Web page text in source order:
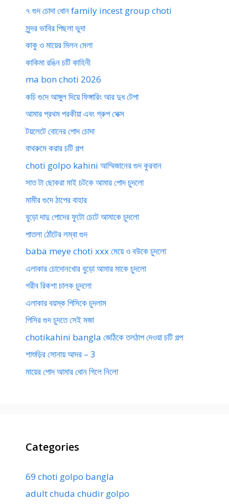
৭ গুদ চোদা ধোন family incest group choti
সুন্দর ভাবির পিছলা ভুদা
কাকু ও মায়ের মিলন মেলা
কাকিমা রঙিন চটি কাহিনী
ma bon choti 2026
কচি গুদে আঙ্গুল দিয়ে ফিঙ্গারিং আর দুধ টেপা
আমার প্রথম পরকীয়া এবং গ্রুপ সেক্স
টয়লেটে বোনের পোদ চোদা
বাথরুমে করার চটি গল্প
choti golpo kahini আম্মিজানের গুদ কুরবান
সাত টা ছোকরা মাই চটকে আমার পোদ চুদলো
মামীর গুদে ঠাপের বাহার
বুড়ো দাদু পোদের ফুটো চেটে আমাকে চুদলো
পাতলা ঠোঁটের লম্বা গুদ
baba meye choti xxx মেয়ে ও বউকে চুদলো
এলাকার চোদোনখোর বুড়ো আমার মাকে চুদলো
গরীব রিকশা চালক চুদলো
এলাকার বয়স্ক পিসিকে চুদলাম
পিসির গুদ চুদতে সেই মজা
chotikahini bangla জেঠিকে তলঠাপ দেওয়া চটি গল্প
শাশুড়ির সোনায় আদর – 3
মায়ের পোদ আমার ধোন গিলে নিলো
Categories
69 choti golpo bangla
adult chuda chudir golpo